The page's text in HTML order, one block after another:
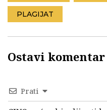
PLAGIJAT
Ostavi komentar
Prati